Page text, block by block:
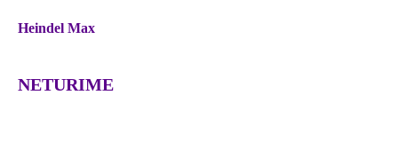
Heindel Max
NETURIME